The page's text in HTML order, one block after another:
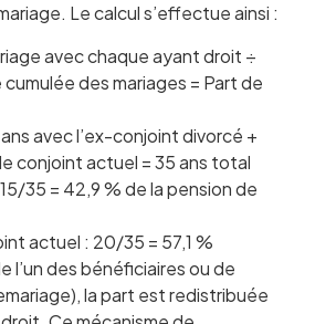
Le calcul s’effectue ainsi :
avec chaque ayant droit ÷
des mariages = Part de
avec l’ex-conjoint divorcé +
conjoint actuel = 35 ans total
35 = 42,9 % de la pension de
actuel : 20/35 = 57,1 %
l’un des bénéficiaires ou de
la part est redistribuée